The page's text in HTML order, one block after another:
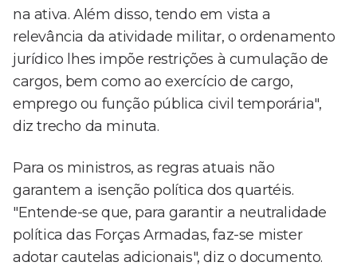
na ativa. Além disso, tendo em vista a
relevância da atividade militar, o ordenamento
jurídico lhes impõe restrições à cumulação de
cargos, bem como ao exercício de cargo,
emprego ou função pública civil temporária",
diz trecho da minuta.
Para os ministros, as regras atuais não
garantem a isenção política dos quartéis.
"Entende-se que, para garantir a neutralidade
política das Forças Armadas, faz-se mister
adotar cautelas adicionais", diz o documento.